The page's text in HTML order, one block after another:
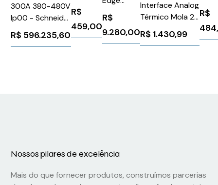
300A 380-480V
Ip00 - Schneider
PCSP300D5IP00
R$ 596.235,60
MJ8-
POE-B
R$
459,00
groov-
AR1-BASE
R$
9.280,00
Interface Analog
Térmico Mola 24
240V Siemens
3RS70062FW00
R$ 1.430,99
R$
Nossos pilares de excelência
Mais do que fornecer produtos, construímos parcerias